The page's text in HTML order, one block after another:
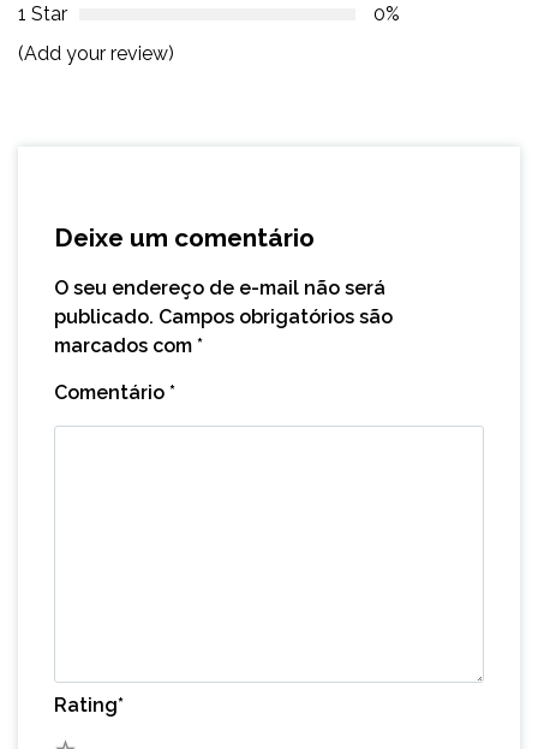
1 Star
0%
(Add your review)
Deixe um comentário
O seu endereço de e-mail não será
publicado. Campos obrigatórios são
marcados com *
Comentário *
Rating*